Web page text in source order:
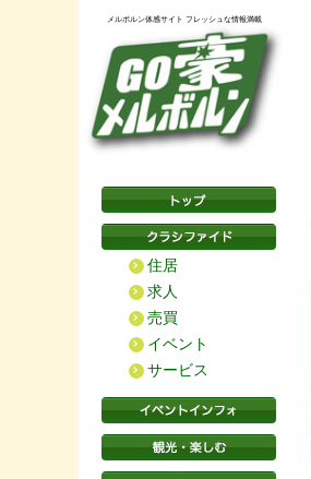
メルボルン体感サイト フレッシュな情報満載
住居
求人
売買
イベント
サービス